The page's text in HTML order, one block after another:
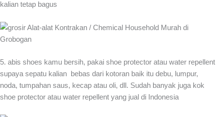
kalian tetap bagus
5. abis shoes kamu bersih, pakai shoe protector atau water repellent
supaya sepatu kalian bebas dari kotoran baik itu debu, lumpur,
noda, tumpahan saus, kecap atau oli, dll. Sudah banyak juga kok
shoe protector atau water repellent yang jual di Indonesia